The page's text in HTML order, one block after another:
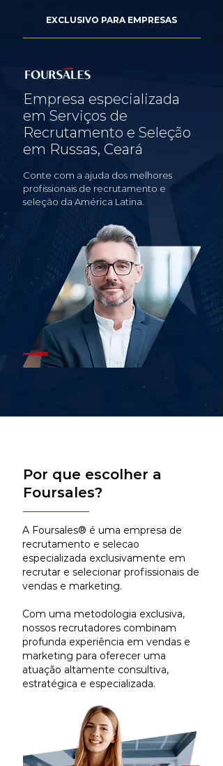
EXCLUSIVO PARA EMPRESAS
Empresa especializada
em Serviços de
Recrutamento e Seleção
em Russas, Ceará
Conte com a ajuda dos melhores
profissionais de recrutamento e
seleção da América Latina.
Por que escolher a
Foursales?
A Foursales® é uma empresa de
recrutamento e selecao
especializada exclusivamente em
recrutar e selecionar profissionais de
vendas e marketing.
Com uma metodologia exclusiva,
nossos recrutadores combinam
profunda experiência em vendas e
marketing para oferecer uma
atuação altamente consultiva,
estratégica e especializada.